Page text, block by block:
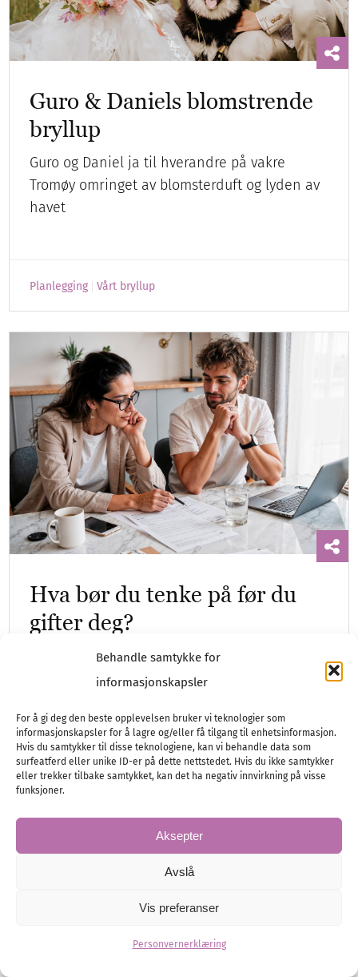
Behandle samtykke for
informasjonskapsler
For å gi deg den beste opplevelsen bruker vi teknologier som
informasjonskapsler for å lagre og/eller få tilgang til enhetsinformasjon.
Hvis du samtykker til disse teknologiene, kan vi behandle data som
surfeatferd eller unike ID-er på dette nettstedet. Hvis du ikke samtykker
eller trekker tilbake samtykket, kan det ha negativ innvirkning på visse
funksjoner.
Aksepter
Avslå
Vis preferanser
Personvernerklæring
Guro & Daniels blomstrende
bryllup
Guro og Daniel ja til hverandre på vakre
Tromøy omringet av blomsterduft og lyden av
havet
Planlegging Vårt bryllup
Hva bør du tenke på før du
gifter deg?
Juridikk, økonomi og praktiske ting å ordne
før bryllupet.
Lov, rett og økonomi Planlegging